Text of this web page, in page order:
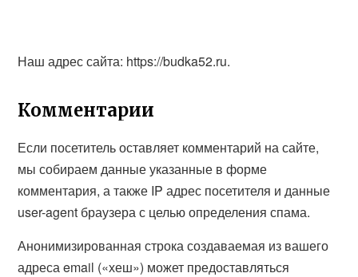
Наш адрес сайта: https://budka52.ru.
Комментарии
Если посетитель оставляет комментарий на сайте,
мы собираем данные указанные в форме
комментария, а также IP адрес посетителя и данные
user-agent браузера с целью определения спама.
Анонимизированная строка создаваемая из вашего
адреса email («хеш») может предоставляться